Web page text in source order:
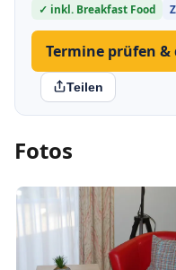
✓ inkl. Breakfast Food
Termine prüfen
Teilen
Fotos